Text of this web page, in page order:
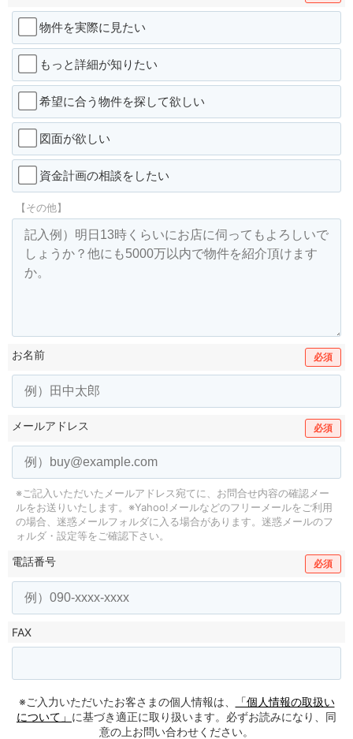
物件を実際に見たい
もっと詳細が知りたい
希望に合う物件を探して欲しい
図面が欲しい
資金計画の相談をしたい
【その他】
お名前 必須
メールアドレス 必須
※ご記入いただいたメールアドレス宛てに、お問合せ内容の確認メー
ルをお送りいたします。 ※Yahoo!メールなどのフリーメールをご利用
の場合、迷惑メールフォルダに入る場合があります。 迷惑メールのフ
ォルダ・設定等をご確認下さい。
電話番号 必須
FAX
※ご入力いただいたお客さまの個人情報は、
「個人情報の取扱い
について」 に基づき適正に取り扱います。必ずお読みになり、同
意の上お問い合わせください。